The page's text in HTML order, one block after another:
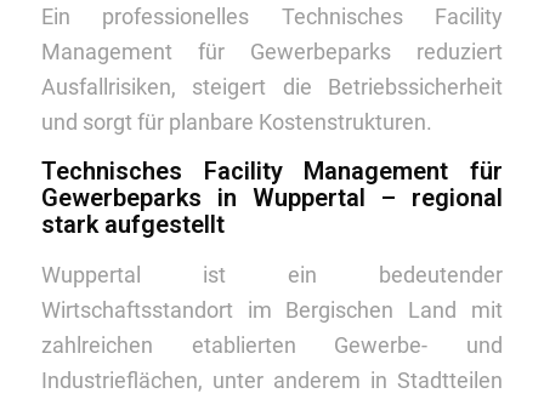
Ein professionelles Technisches Facility
Management für Gewerbeparks reduziert
Ausfallrisiken, steigert die Betriebssicherheit
und sorgt für planbare Kostenstrukturen.
Technisches Facility Management für
Gewerbeparks in Wuppertal – regional
stark aufgestellt
Wuppertal ist ein bedeutender
Wirtschaftsstandort im Bergischen Land mit
zahlreichen etablierten Gewerbe- und
Industrieflächen, unter anderem in Stadtteilen